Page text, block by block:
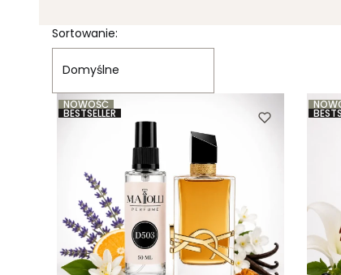
Lista produktów
Sortowanie:
Domyślne
BESTSELLER
NOWOŚĆ